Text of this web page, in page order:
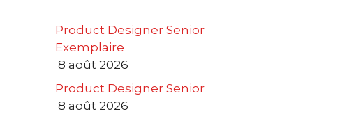
Product Designer Senior
Exemplaire
8 août 2026
Product Designer Senior
8 août 2026